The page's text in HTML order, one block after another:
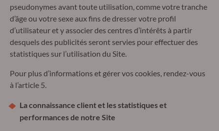
pseudonymes avant toute utilisation, comme votre tranche
d’âge ou votre sexe aux fins de dresser votre profil
d’utilisateur et y associer des centres d’intérêts à partir
desquels des publicités seront servies pour effectuer des
statistiques sur l’utilisation du Site.
Pour plus d’informations et gérer vos cookies, rendez-vous
à l’article 5.
La connaissance client et les statistiques et
performances de notre Site